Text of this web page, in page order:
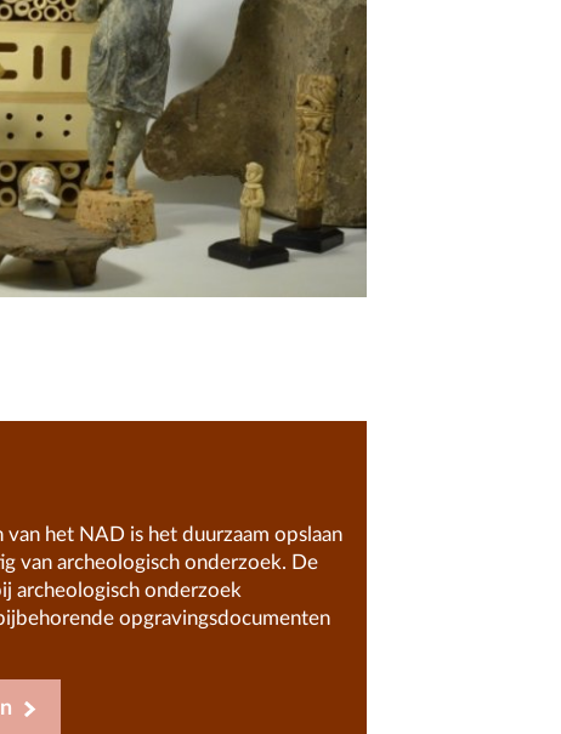
van het NAD is het duurzaam opslaan
van archeologisch onderzoek. De
archeologisch onderzoek
opgravingsdocumenten